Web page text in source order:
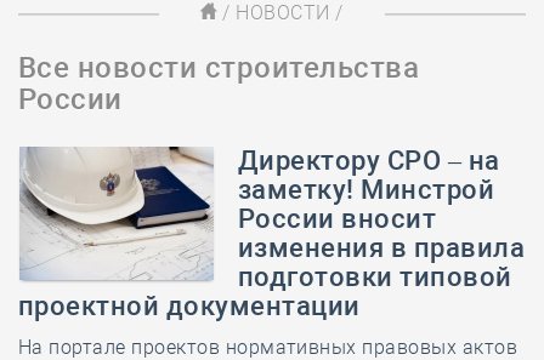
/ НОВОСТИ /
Все новости строительства
России
Директору СРО – на
заметку! Минстрой
России вносит
изменения в правила
подготовки типовой
проектной документации
На портале проектов нормативных правовых актов